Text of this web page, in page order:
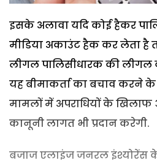
इसके अलावा यदि कोई हैकर
मीडिया अकाउंट हैक कर लेता है
लीगल पालिसीधारक की लीगल
यह बीमाकर्ता का बचाव करने
मामलों में अपराधियों के
कानूनी लागत भी प्रदान करेगी.
बजाज एलाइंज जनरल इंश्योरेंस